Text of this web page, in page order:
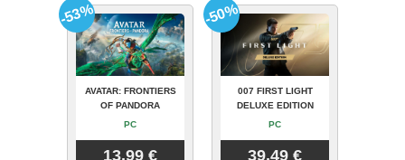
AVATAR: FRONTIERS
OF PANDORA
PC
13.99 €
-53%
007 FIRST LIGHT
DELUXE EDITION
PC
39.49 €
-50%